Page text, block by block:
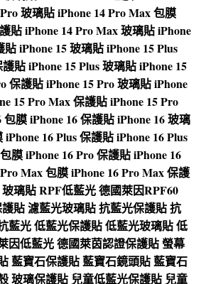
玻璃貼iPhone 14 Pro Max 包膜
貼iPhone 14 Pro Max 玻璃貼iPhone
貼iPhone 15 玻璃貼iPhone 15 Plus
護貼iPhone 15 Plus 玻璃貼iPhone 15
保護貼iPhone 15 Pro 玻璃貼iPhone
15 Pro Max 保護貼iPhone 15 Pro
包膜iPhone 16 保護貼iPhone 16 玻璃
iPhone 16 Plus 保護貼iPhone 16 Plus
膜iPhone 16 Pro 保護貼iPhone 16
Max 包膜iPhone 16 Pro Max 保護
璃貼RPF低藍光德國萊因RPF60
貼濾藍光玻璃貼抗藍光保護貼抗
藍光低藍光保護貼低藍光玻璃貼低
因低藍光德國萊茵認證保護貼螢幕
藍寶石保護貼藍寶石鏡頭貼藍寶石
玻璃保護貼 兒童低藍光保護貼 兒童